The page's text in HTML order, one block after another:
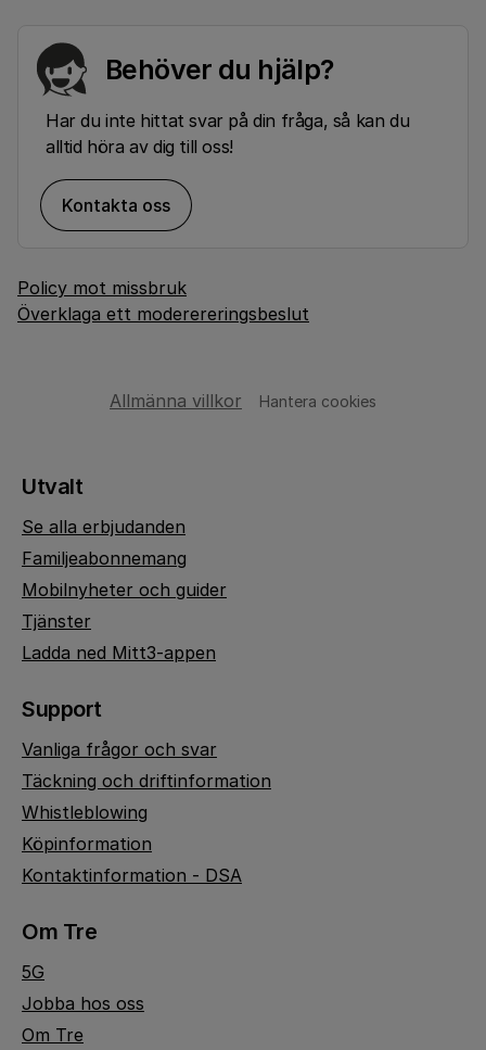
Behöver du hjälp?
Har du inte hittat svar på din fråga, så kan du
alltid höra av dig till oss!
Kontakta oss
Policy mot missbruk
Överklaga ett moderereringsbeslut
Allmänna villkor Hantera cookies
Utvalt
Se alla erbjudanden
Familjeabonnemang
Mobilnyheter och guider
Tjänster
Ladda ned Mitt3-appen
Support
Vanliga frågor och svar
Täckning och driftinformation
Whistleblowing
Köpinformation
Kontaktinformation - DSA
Om Tre
5G
Jobba hos oss
Om Tre